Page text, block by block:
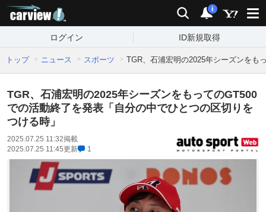
検索 通知
i
ログイン ID新規取得
トップ ニュース スポーツ TGR、石浦宏明の2025年シーズンをも
TGR、石浦宏明の2025年シーズンをもってのGT500
での活動終了を発表「自分の中でひとつの区切りを
つける時」
2025.07.25 11:32掲載
2025.07.25 11:45更新 1